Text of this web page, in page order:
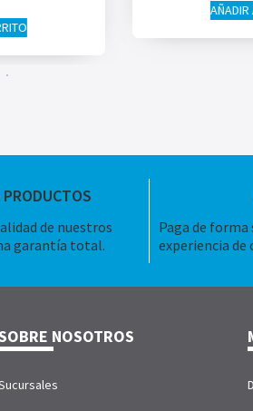
AÑADIR
de nuestros
garantía total.
Paga de
experiencia de
NOSOTROS